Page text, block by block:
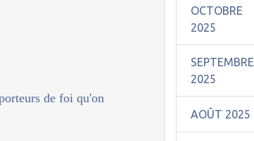
de foi qu'on
OCTOBRE
2025
SEPTEMBRE
2025
AOÛT 2025